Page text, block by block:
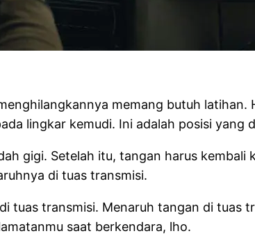
memang butuh latihan.
lingkar kemudi. Ini adalah posisi
gigi. Setelah itu, tangan harus kembali
di tuas transmisi.
tuas transmisi. Menaruh tangan di tuas
saat berkendara, lho.